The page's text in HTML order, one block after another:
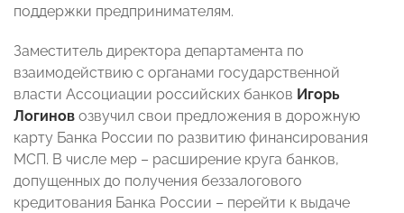
поддержки предпринимателям.
Заместитель директора департамента по
взаимодействию с органами государственной
власти Ассоциации российских банков Игорь
Логинов озвучил свои предложения в дорожную
карту Банка России по развитию финансирования
МСП. В числе мер – расширение круга банков,
допущенных до получения беззалогового
кредитования Банка России – перейти к выдаче